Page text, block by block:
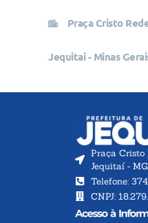
Praça Cristo
Jequitai - Minas
Praça Cristo
Jequitaí ‐ MG
Telefone:
CNPJ: